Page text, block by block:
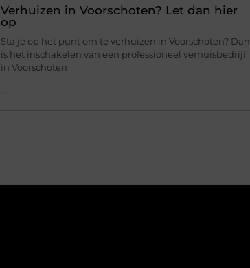
Verhuizen in Voorschoten? Let dan hier
op
Sta je op het punt om te verhuizen in Voorschoten? Dan
is het inschakelen van een professioneel verhuisbedrijf
in Voorschoten
...